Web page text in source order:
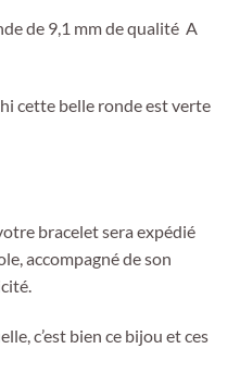
de 9,1 mm de qualité A
cette belle ronde est verte
bracelet sera expédié
accompagné de son
c’est bien ce bijou et ces